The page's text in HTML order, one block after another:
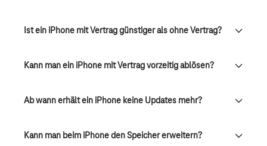
Ist ein iPhone mit Vertrag günstiger als ohne Vertrag?
Kann man ein iPhone mit Vertrag vorzeitig ablösen?
Ab wann erhält ein iPhone keine Updates mehr?
Kann man beim iPhone den Speicher erweitern?